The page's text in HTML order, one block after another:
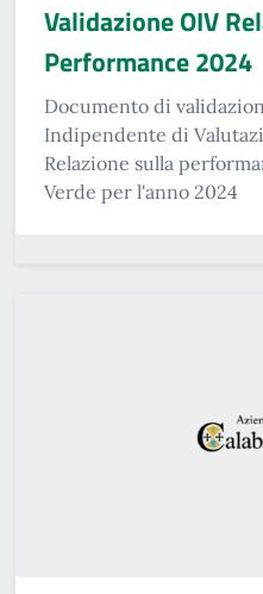
Validazione OIV
Performance 2024
Documento di
Indipendente di
Relazione sulla
Verde per l'anno 2024